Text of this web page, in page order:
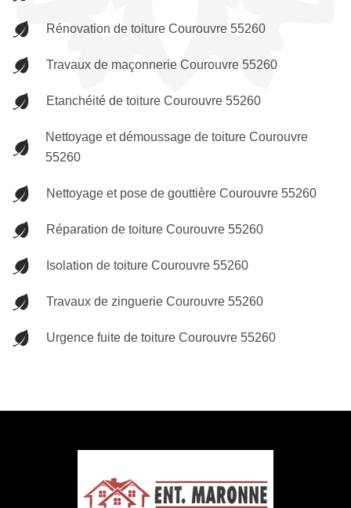
Rénovation de toiture Courouvre 55260
Travaux de maçonnerie Courouvre 55260
Etanchéité de toiture Courouvre 55260
Nettoyage et démoussage de toiture Courouvre
55260
Nettoyage et pose de gouttière Courouvre 55260
Réparation de toiture Courouvre 55260
Isolation de toiture Courouvre 55260
Travaux de zinguerie Courouvre 55260
Urgence fuite de toiture Courouvre 55260